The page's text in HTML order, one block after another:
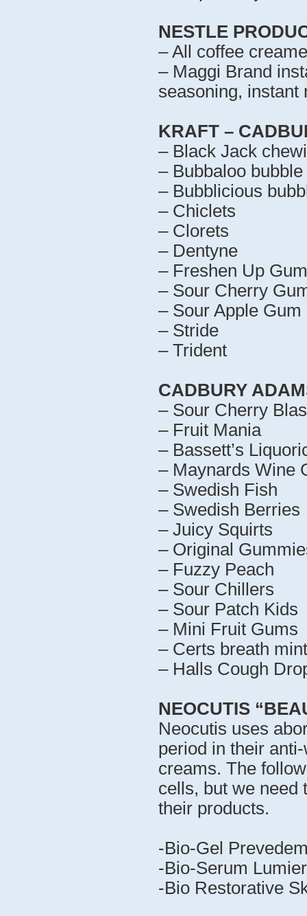
NESTLE
– All coffee
– Maggi Brand
seasoning, instant
KRAFT –
– Black Jack
– Bubbaloo
– Bubblicious
– Chiclets
– Clorets
– Dentyne
– Freshen Up Gum
– Sour Cherry
– Sour Apple
– Stride
– Trident
CADBURY
– Sour Cherry
– Fruit Mania
– Bassett’s
– Maynards Wine
– Swedish Fish
– Swedish Berries
– Juicy Squirts
– Original
– Fuzzy Peach
– Sour Chillers
– Sour Patch Kids
– Mini Fruit Gums
– Certs breath
– Halls Cough
NEOCUTIS
Neocutis uses
period in their
creams. The
cells, but we need
their products.
-Bio-Gel
-Bio-Serum
-Bio Restorative